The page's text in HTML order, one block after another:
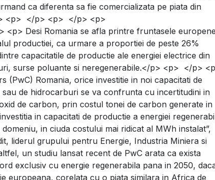
ca diferenta sa fie comercializata pe piata din
<p> </p> <p> </p> <p>
Desi Romania se afla printre fruntasele
productiei, ca urmare a proportiei de peste 26%
capacitatile de productie ale energiei electrice din
surse poluante si neregenerabile.</p> <p> </p>
(PwC) Romania, orice investitie in noi capacitati de
de hidrocarburi se va confrunta cu incertitudini in
de carbon, prin costul tonei de carbon generate in
in capacitati de productie a energiei
in ciuda costului mai ridicat al MWh instalat”,
liderul grupului pentru Energie, Industria Miniera si
un studiu lansat recent de PwC arata ca exista
exclusiv cu energie regenerabila pana in 2050,
europeana, corelata cu o piata similara in Africa de